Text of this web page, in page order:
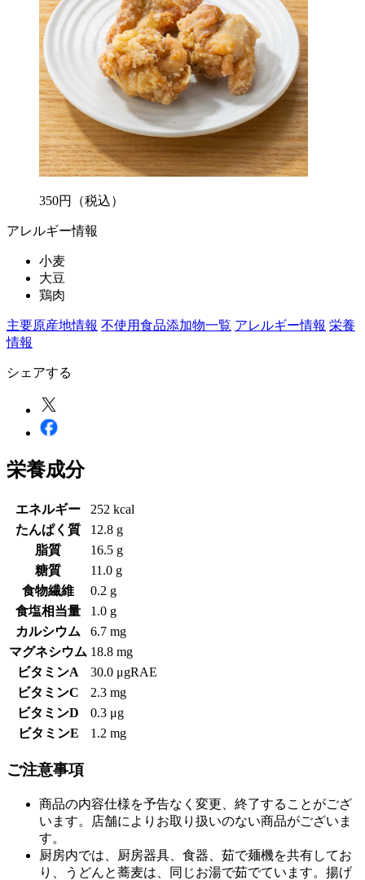
350円 （税込）
アレルギー情報
小麦
大豆
鶏肉
主要原産地情報 不使用食品添加物一覧 アレルギー情報 栄養
情報
シェアする
栄養成分
エネルギー
252 kcal
たんぱく質
12.8 g
脂質
16.5 g
糖質
11.0 g
食物繊維
0.2 g
食塩相当量
1.0 g
カルシウム
6.7 mg
マグネシウム 18.8 mg
ビタミンA
30.0 μgRAE
ビタミンC
2.3 mg
ビタミンD
0.3 μg
ビタミンE
1.2 mg
ご注意事項
商品の内容仕様を予告なく変更、終了することがござ
います。店舗によりお取り扱いのない商品がございま
す。
厨房内では、厨房器具、食器、茹で麺機を共有してお
り、うどんと蕎麦は、同じお湯で茹でています。揚げ